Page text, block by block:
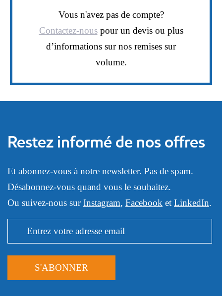
Vous n'avez pas de compte?
Contactez-nouspour un devis ou plus
d’informations sur nos remises sur
volume.
Restez informé de nos offres
Et abonnez-vous à notre newsletter. Pas de spam.
Désabonnez-vous quand vous le souhaitez.
Ou suivez-nous surInstagram, Facebook et LinkedIn.